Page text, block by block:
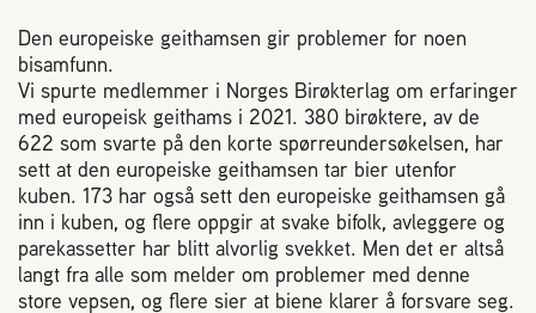
Finn fylkes- og lokallag
Nyheter
Kurs
Aktivitetskalender
Den europeiske geithamsen gir problemer for noen
bisamfunn.
Vi spurte medlemmer i Norges Birøkterlag om erfaringer
med europeisk geithams i 2021. 380 birøktere, av de
622 som svarte på den korte spørreundersøkelsen, har
sett at den europeiske geithamsen tar bier utenfor
kuben. 173 har også sett den europeiske geithamsen gå
inn i kuben, og flere oppgir at svake bifolk, avleggere og
parekassetter har blitt alvorlig svekket. Men det er altså
langt fra alle som melder om problemer med denne
store vepsen, og flere sier at biene klarer å forsvare seg.